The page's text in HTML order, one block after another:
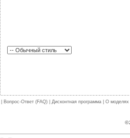
Вопрос-Ответ (FAQ) Дисконтная программа О моделях
©